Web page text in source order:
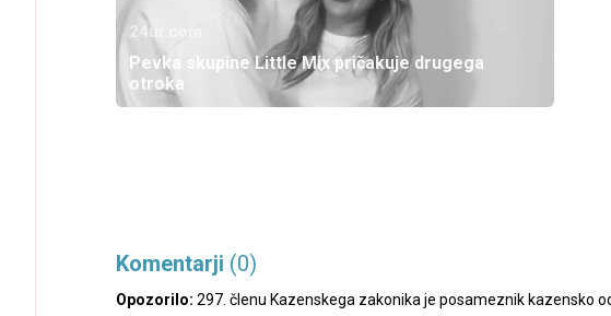
24ur.com
Pevka skupine Little Mix pričakuje drugega
otroka
Komentarji (0)
Opozorilo: 297. členu Kazenskega zakonika je posameznik kazensko